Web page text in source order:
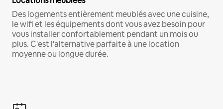
Des logements entièrement meublés avec une cuisine,
le wifi et les équipements dont vous avez besoin pour
vous installer confortablement pendant un mois ou
plus. C'est l'alternative parfaite à une location
moyenne ou longue durée.